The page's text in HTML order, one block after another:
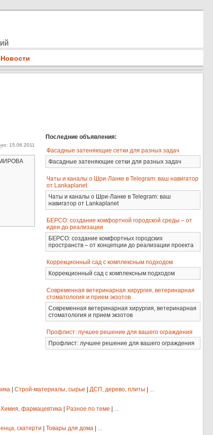
Новости
15.06.2011
Последние объявления:
Фасадные затеняющие сетки для разных задач
Фасадные затеняющие сетки для разных задач
Чаты и каналы о Шри-Ланке в Telegram: ваш навигатор
от Lankaplanet
Чаты и каналы о Шри-Ланке в Telegram: ваш
навигатор от Lankaplanet
БЕРСО: создание комфортной городской среды – от
идеи до реализации
БЕРСО: создание комфортных городских
пространств – от концепции до реализации проекта
Коррекционный сад с комплексным подходом
Коррекционный сад с комплексным подходом
Современная ветеринарная хирургия, ветеринарная
стоматология и прием экзотов
Современная ветеринарная хирургия, ветеринарная
стоматология и прием экзотов
Профлист: лучшее решение для вашего ограждения
Профлист: лучшее решение для вашего ограждения
Строй-материалы, сырье ДСП, дерево, плиты
...
Химия, фармацевтика Разное по теме
...
скатерти Товары для дома ...